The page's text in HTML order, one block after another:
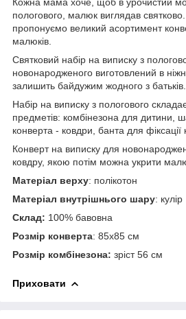
пологового, малюк виглядав
пропонуємо великий асортимент
малюків.
Святковий набір на виписку з
новонародженого виготовлений в
залишить байдужим жодного з батьків.
Набір на виписку з пологового
предметів: комбінезона для дитини,
конверта - ковдри, банта для фіксації
Конверт на виписку для
ковдру, якою потім можна укрити
Матеріал верху: полікотон
Матеріал внутрішнього шару: кулір
Склад: 100% бавовна
Розмір конверта: 85х85 см
Розмір комбінезона: зріст 56 см
Приховати